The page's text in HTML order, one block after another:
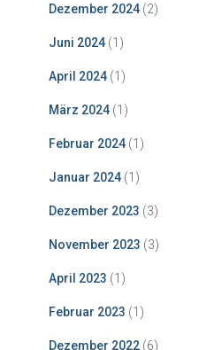
Dezember 2024 (2)
Juni 2024 (1)
April 2024 (1)
März 2024 (1)
Februar 2024 (1)
Januar 2024 (1)
Dezember 2023 (3)
November 2023 (3)
April 2023 (1)
Februar 2023 (1)
Dezember 2022 (6)